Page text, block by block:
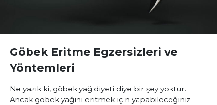
Göbek Eritme Egzersizleri ve
Yöntemleri
Ne yazık ki, göbek yağ diyeti diye bir şey yoktur.
Ancak göbek yağını eritmek için yapabileceğiniz